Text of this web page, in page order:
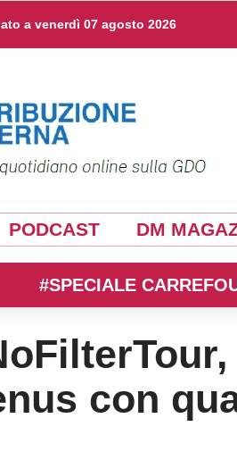
a venerdì 07 agosto 2026
PODCAST DM
#SPECIALE
con